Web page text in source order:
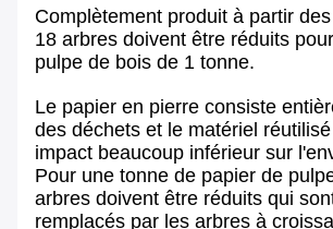
Complètement produit à partir
18 arbres doivent être réduits
pulpe de bois de 1 tonne.
Le papier en pierre consiste
des déchets et le matériel
impact beaucoup inférieur sur
Pour une tonne de papier de
arbres doivent être réduits qui
remplacés par les arbres à